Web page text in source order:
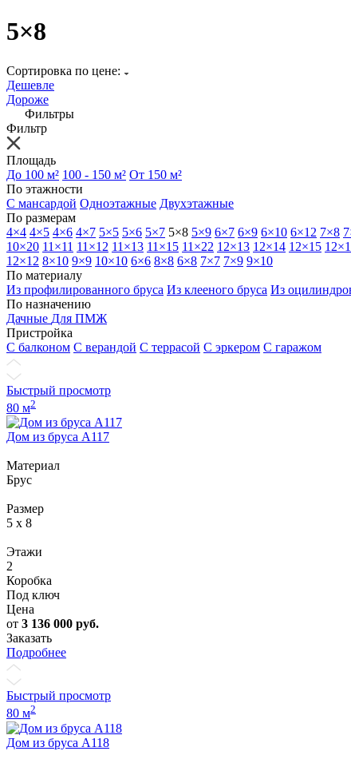
5×8
Сортировка по цене:
Дешевле
Дороже
Фильтры
Фильтр
Площадь
До 100 м² 100 - 150 м² От 150 м²
По этажности
С мансардой Одноэтажные Двухэтажные
По размерам
4×4 4×5 4×6 4×7 5×5 5×6 5×7 5×8 5×9 6×7 6×9 6×10 6×12 7×8
10×20 11×11 11×12 11×13 11×15 11×22 12×13 12×14 12×15
12×12 8×10 9×9 10×10 6×6 8×8 6×8 7×7 7×9 9×10
По материалу
Из профилированного бруса Из клееного бруса Из
По назначению
Дачные Для ПМЖ
Пристройка
С балконом С верандой С террасой С эркером С гаражом
Быстрый просмотр
80 м2
Дом из бруса А117
Материал
Брус
Размер
5 x 8
Этажи
2
Коробка
Под ключ
Цена
от 3 136 000 руб.
Заказать
Подробнее
Быстрый просмотр
80 м2
Дом из бруса А118